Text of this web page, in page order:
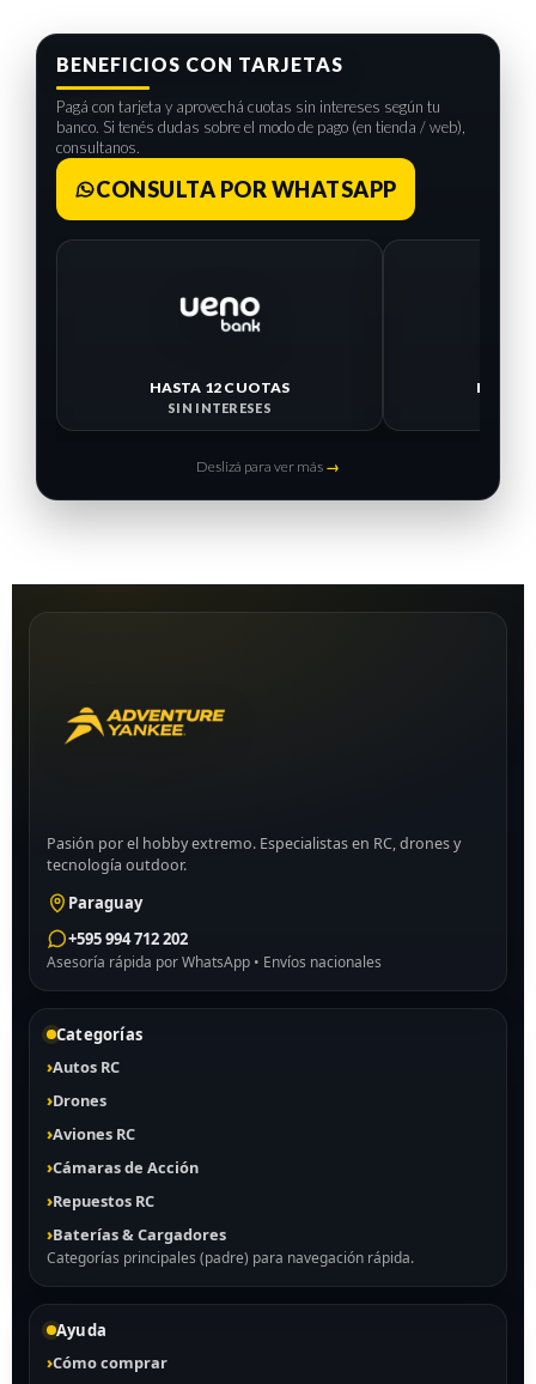
BENEFICIOS CON TARJETAS
Pagá con tarjeta y aprovechá cuotas sin intereses según tu
banco. Si tenés dudas sobre el modo de pago (en tienda / web),
consultanos.
CONSULTA POR WHATSAPP
HASTA 12 CUOTAS
SIN INTERESES
HASTA
Deslizá para ver más →
Pasión por el hobby extremo. Especialistas en RC, drones y
tecnología outdoor.
Paraguay
+595 994 712 202
Asesoría rápida por WhatsApp • Envíos nacionales
Categorías
Autos RC
Drones
Aviones RC
Cámaras de Acción
Repuestos RC
Baterías & Cargadores
Categorías principales (padre) para navegación rápida.
Ayuda
Cómo comprar